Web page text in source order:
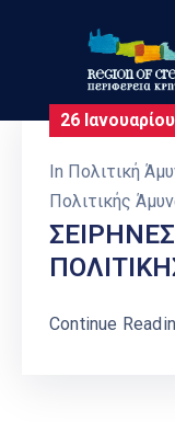
Περιφέρεια
Έργα
Δράσεις
Υπηρεσίες
26
In Πολιτική
Πολιτικής
Continue